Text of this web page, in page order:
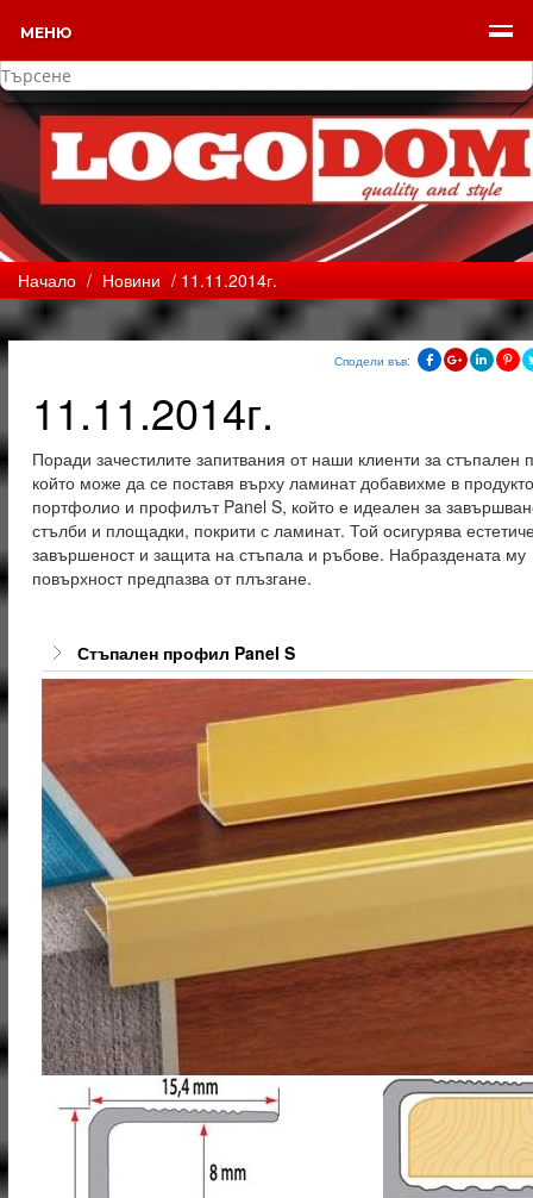
МЕНЮ
Начало / Новини / 11.11.2014г.
Сподели във:
11.11.2014г.
Поради зачестилите запитвания от наши клиенти за стъпален
който може да се поставя върху ламинат добавихме в
портфолио и профилът Panel S, който е идеален за
стълби и площадки, покрити с ламинат. Той осигурява
завършеност и защита на стъпала и ръбове. Набраздената му
повърхност предпазва от плъзгане.
Стъпален профил Panel S